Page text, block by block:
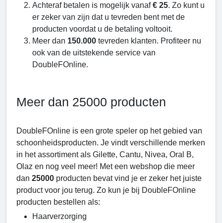
Achteraf betalen is mogelijk vanaf€ 25. Zo kunt u
er zeker van zijn dat u tevreden bent met de
producten voordat u de betaling voltooit.
Meer dan 150.000 tevreden klanten. Profiteer nu
ook van de uitstekende service van
DoubleFOnline.
Meer dan 25000 producten
DoubleFOnline is een grote speler op het gebied van
schoonheidsproducten. Je vindt verschillende merken
in het assortiment als Gilette, Cantu, Nivea, Oral B,
Olaz en nog veel meer! Met een webshop die meer
dan 25000 producten bevat vind je er zeker het juiste
product voor jou terug. Zo kun je bij DoubleFOnline
producten bestellen als:
Haarverzorging